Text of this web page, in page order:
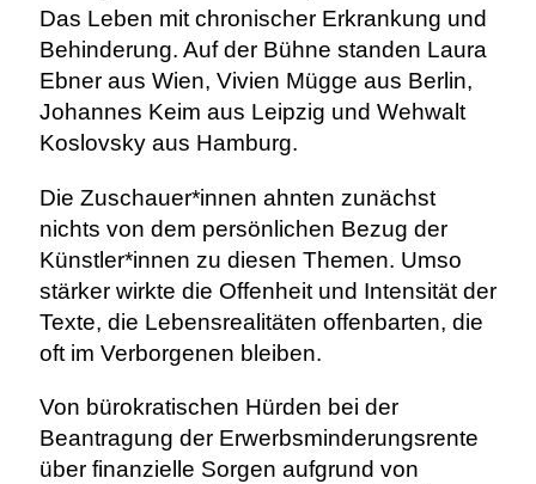
Das Leben mit chronischer Erkrankung und
Behinderung. Auf der Bühne standen Laura
Ebner aus Wien, Vivien Mügge aus Berlin,
Johannes Keim aus Leipzig und Wehwalt
Koslovsky aus Hamburg.
Die Zuschauer*innen ahnten zunächst
nichts von dem persönlichen Bezug der
Künstler*innen zu diesen Themen. Umso
stärker wirkte die Offenheit und Intensität der
Texte, die Lebensrealitäten offenbarten, die
oft im Verborgenen bleiben.
Von bürokratischen Hürden bei der
Beantragung der Erwerbsminderungsrente
über finanzielle Sorgen aufgrund von